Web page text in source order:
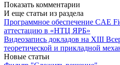
Показать комментарии
И еще статьи из раздела
Программное обеспечение CAE
аттестацию в «НТЦ ЯРБ»
Видеозапись докладов на XIII
теоретической и прикладной
Новые статьи